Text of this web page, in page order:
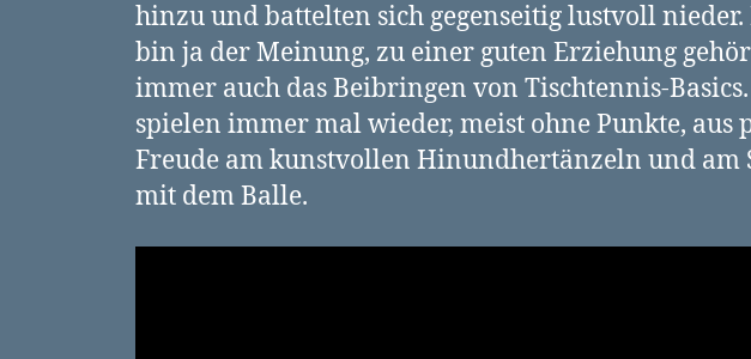
hinzu und battelten sich gegenseitig lustvoll nieder.
bin ja der Meinung, zu einer guten Erziehung
immer auch das Beibringen von Tischtennis-
spielen immer mal wieder, meist ohne Punkte, aus
Freude am kunstvollen Hinundhertänzeln und am
mit dem Balle.